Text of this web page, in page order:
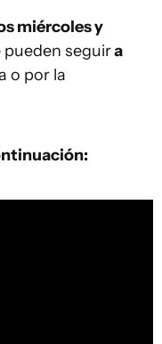
miércoles y
pueden seguira
o por la